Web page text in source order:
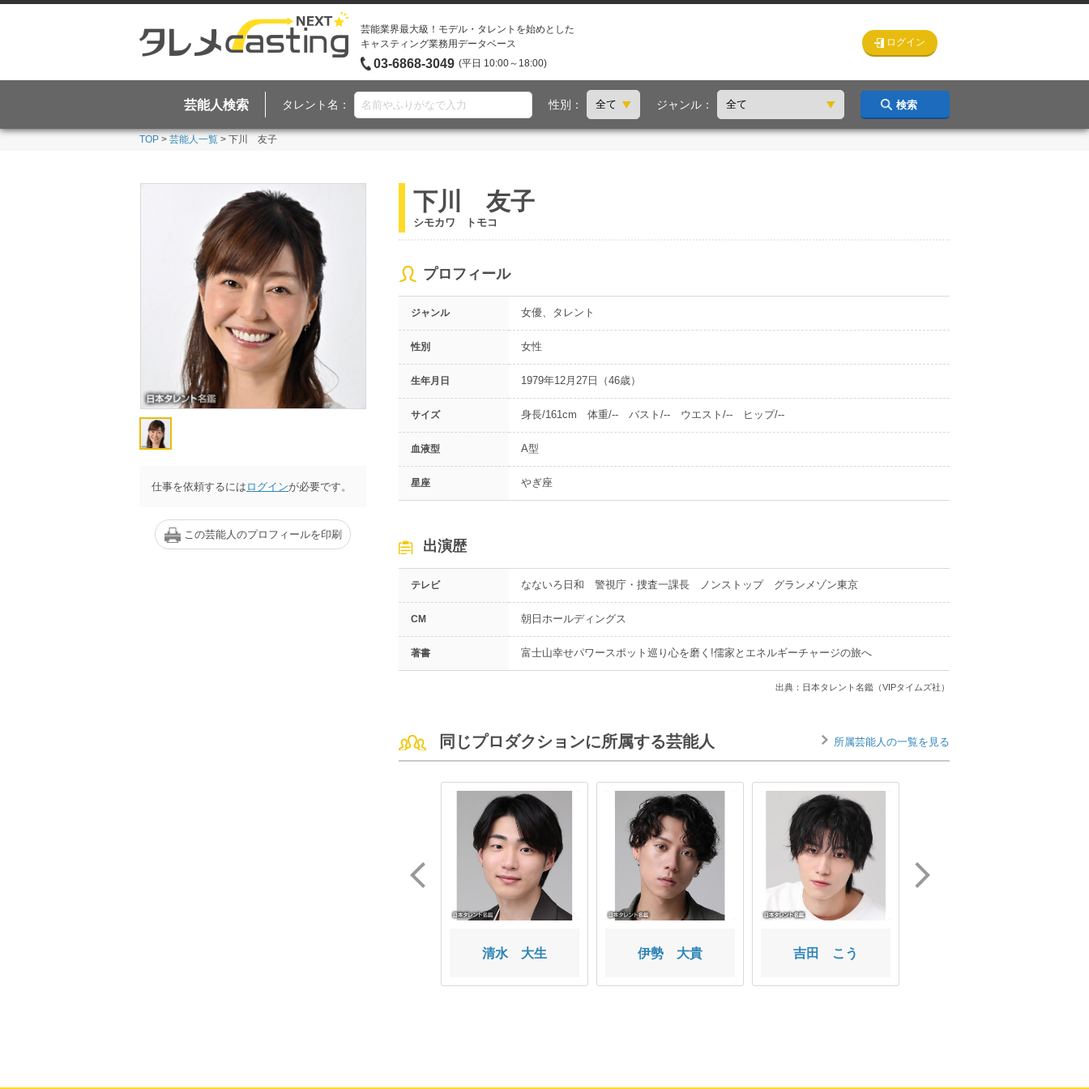
芸能業界最大級！モデル・タレントを始めとした
キャスティング業務用データベース
03-6868-3049 (平日 10:00～18:00)
ログイン
芸能人検索 タレント名： 性別： ジャンル： 検索
TOP > 芸能人一覧 > 下川 友子
仕事を依頼するには ログインが必要です。
この芸能人のプロフィールを印刷
下川 友子
シモカワ トモコ
プロフィール
ジャンル 女優、タレント
性別 女性
生年月日 1979年12月27日（46歳）
サイズ 身長/161cm 体重/-- バスト/-- ウエスト/-- ヒップ/--
血液型 A型
星座 やぎ座
出演歴
テレビ なないろ日和 警視庁・捜査一課長 ノンストップ グランメゾン東京
CM 朝日ホールディングス
著書 富士山幸せパワースポット巡り心を磨く!儒家とエネルギーチャージの旅へ
出典：日本タレント名鑑（VIPタイムズ社）
同じプロダクションに所属する芸能人 所属芸能人の一覧を見る
清水 大生 伊勢 大貴 吉田 こう